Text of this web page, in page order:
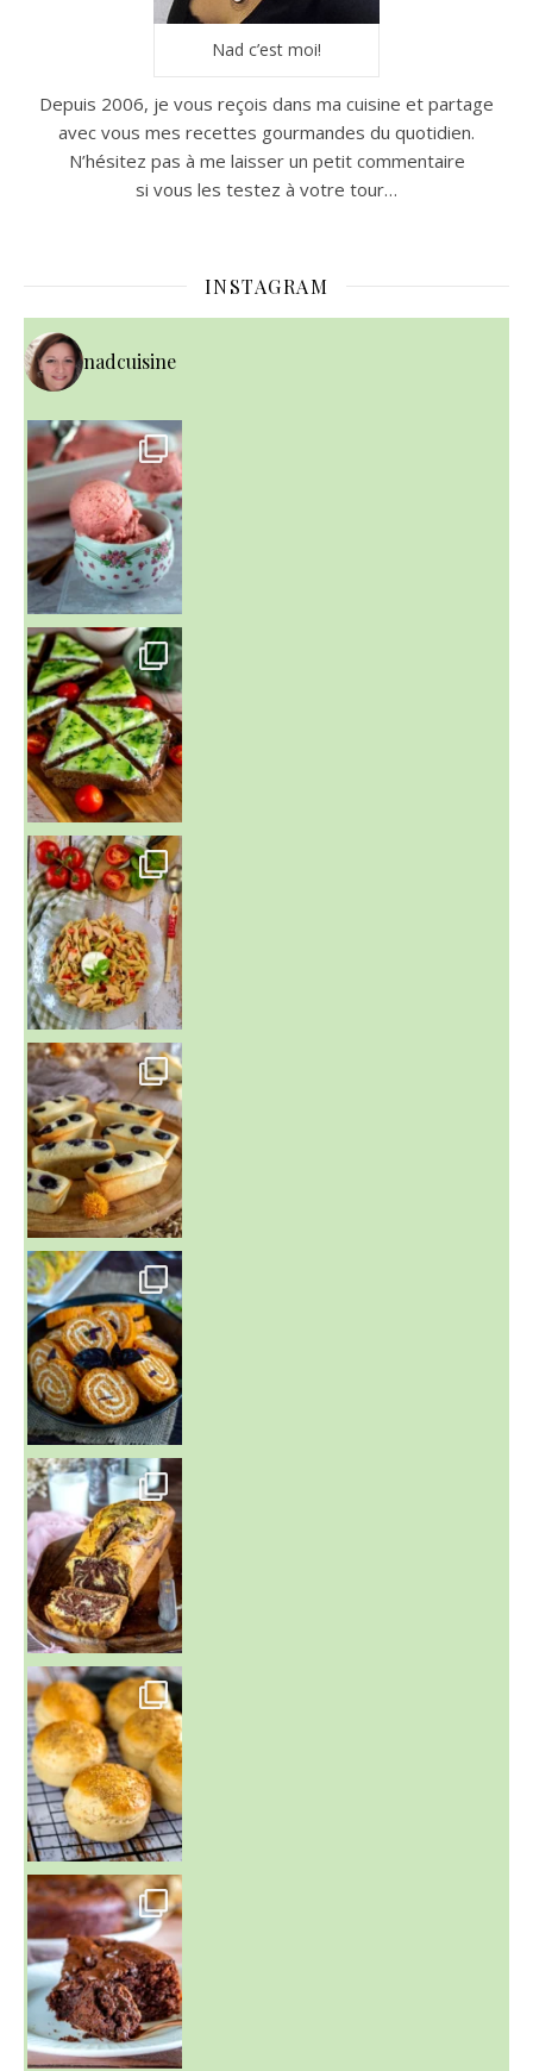
Nad c’est moi!
Depuis 2006, je vous reçois dans ma cuisine et partage
avec vous mes recettes gourmandes du quotidien.
N’hésitez pas à me laisser un petit commentaire
si vous les testez à votre tour…
INSTAGRAM
nadcuisine
~ NICE CREAM À LA FRAISE ~
Presque un mois que
~ SALADE DE PÂTES AUX DEUX TOMATES THON ET BURRA
~ FINANCIERS MYRTILLES ET CITRON ~
Aujourd'hu
~ BUNS MAISON ~
Un peu de boulange par ici au
~ GÂTEAU FONDANT CHOCO NOISETTE ~
C'est lundi